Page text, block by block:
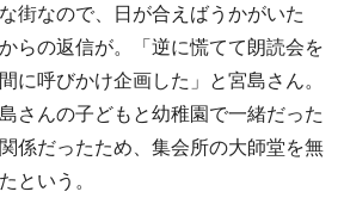
街なので、日が合えばうかがいた
らの返信が。「逆に慌てて朗読会を
に呼びかけ企画した」と宮島さん。
さんの子どもと幼稚園で一緒だった
係だったため、集会所の大師堂を無
という。